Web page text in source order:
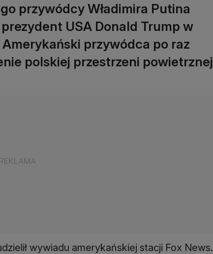
przywódcy Władimira Putina
USA Donald Trump w
przywódca po raz
polskiej przestrzeni powietrznej
wywiadu amerykańskiej stacji Fox News.